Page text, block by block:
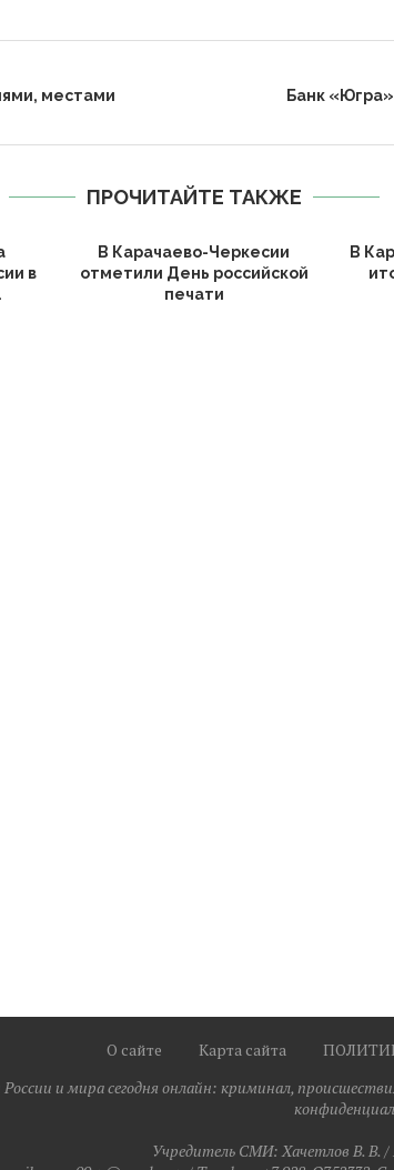
местами
Банк
ПРОЧИТАЙТЕ ТАКЖЕ
в
В Карачаево-Черкесии
отметили День российской
печати
В
О сайте Карта сайта
и мира сегодня онлайн: криминал,
Учредитель СМИ: Хaчeтлoв B. B.